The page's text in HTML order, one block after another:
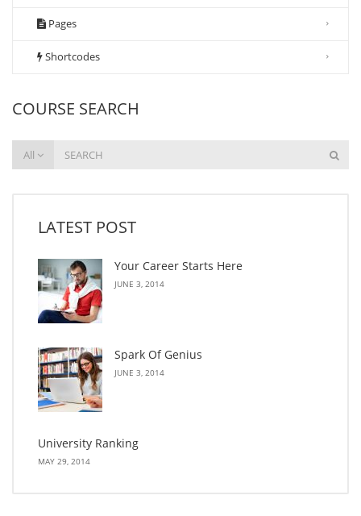
Pages
Shortcodes
COURSE SEARCH
All
LATEST POST
Your Career Starts Here
JUNE 3, 2014
Spark Of Genius
JUNE 3, 2014
University Ranking
MAY 29, 2014